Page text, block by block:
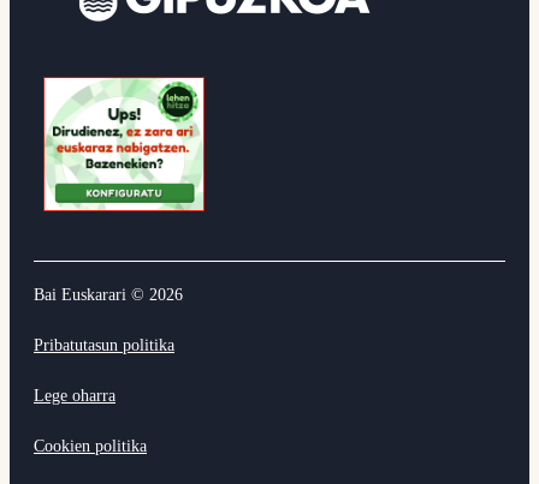
Bai Euskarari © 2026
Pribatutasun politika
Lege oharra
Cookien politika